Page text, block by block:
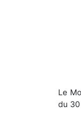
Le
du